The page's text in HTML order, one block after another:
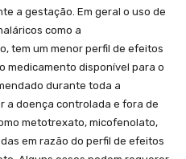
a gestação. Em geral o uso de
como a
tem um menor perfil de efeitos
medicamento disponível para o
durante toda a
a doença controlada e fora de
metotrexato, micofenolato,
em razão do perfil de efeitos